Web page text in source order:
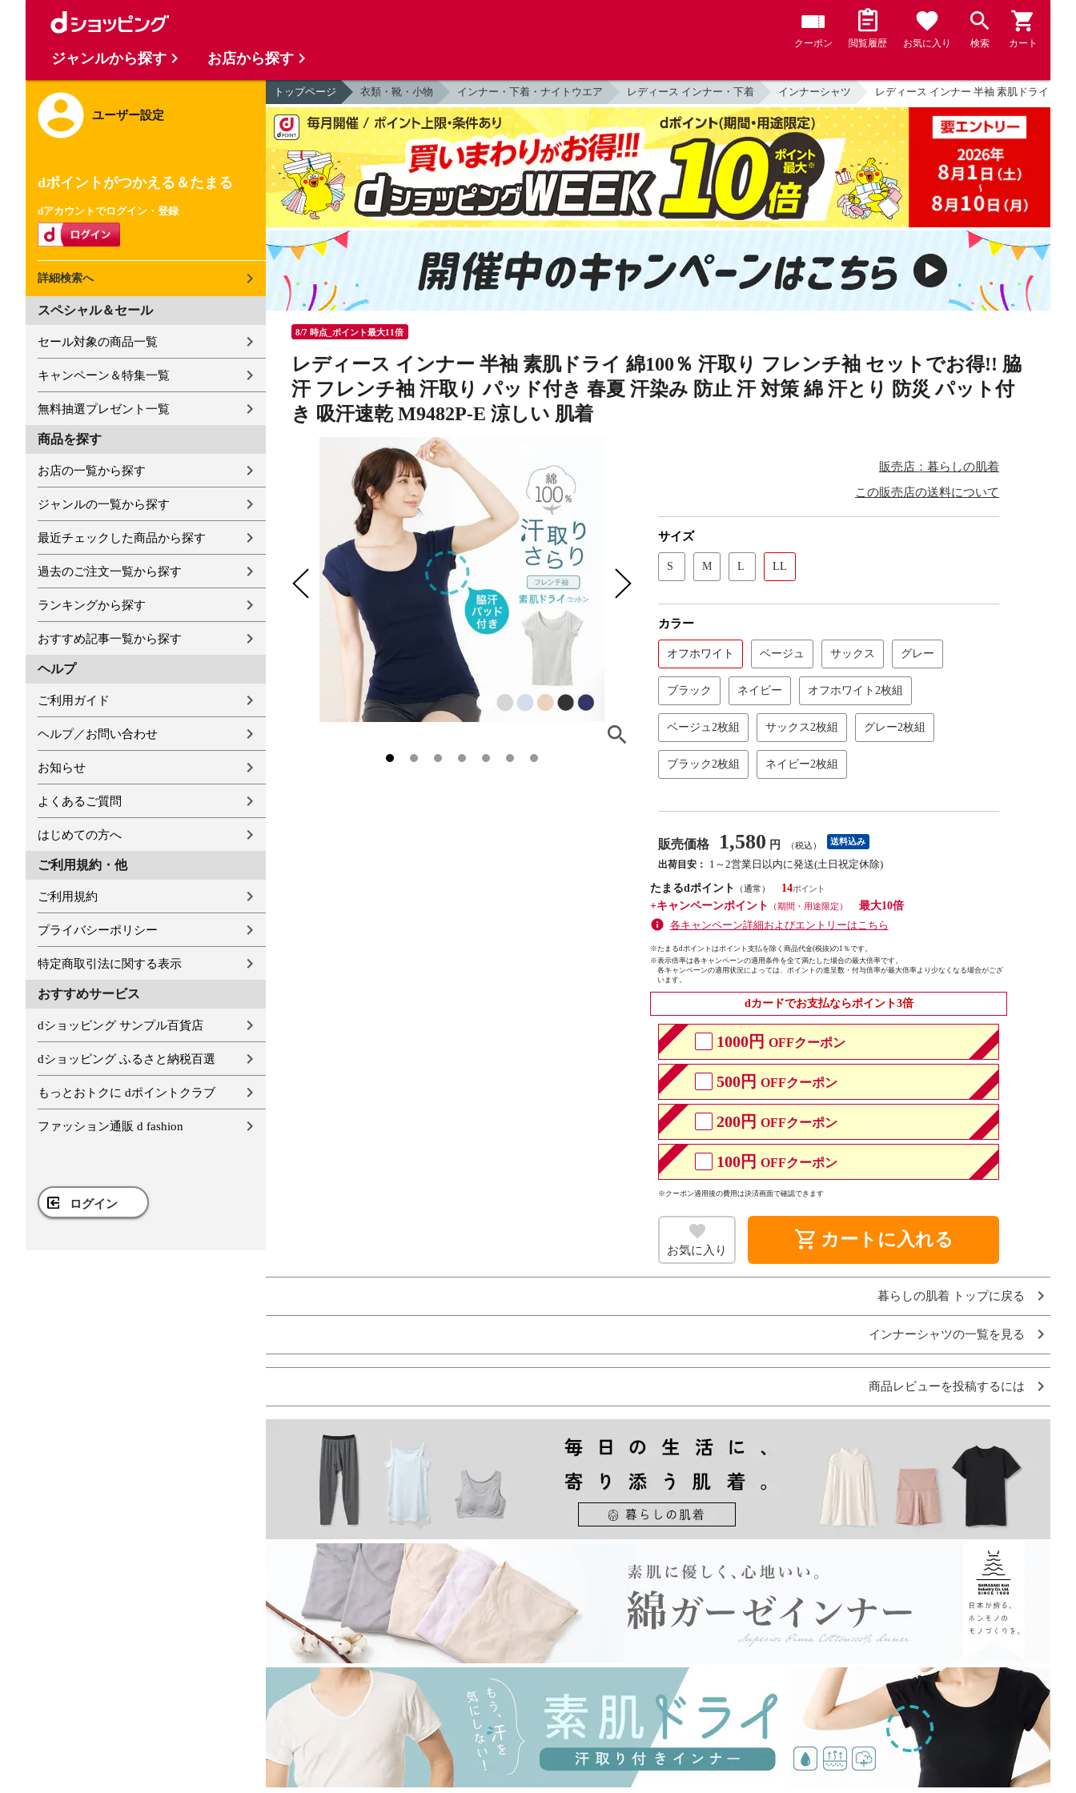
クーポン 閲覧履歴 お気に入り 検索 カート
ユーザー設定
dポイントがつかえる＆たまる
dアカウントでログイン・登録
詳細検索へ
スペシャル＆セール
セール対象の商品一覧
キャンペーン＆特集一覧
無料抽選プレゼント一覧
商品を探す
お店の一覧から探す
ジャンルの一覧から探す
最近チェックした商品から探す
過去のご注文一覧から探す
ランキングから探す
おすすめ記事一覧から探す
ヘルプ
ご利用ガイド
ヘルプ／お問い合わせ
お知らせ
よくあるご質問
はじめての方へ
ご利用規約・他
ご利用規約
プライバシーポリシー
特定商取引法に関する表示
おすすめサービス
dショッピング サンプル百貨店
dショッピング ふるさと納税百選
もっとおトクに dポイントクラブ
ファッション通販 d fashion
ログイン
トップページ 衣類・靴・小物 インナー・下着・ナイトウエア レディース インナー・下着 インナーシャツ レディース インナー 半袖 素肌ドライ 綿
8/7 時点_ポイント最大11倍
レディース インナー 半袖 素肌ドライ 綿100％ 汗取り フレンチ袖 セットでお得!! 脇
汗 フレンチ袖 汗取り パッド付き 春夏 汗染み 防止 汗 対策 綿 汗とり 防災 パット付
き 吸汗速乾 M9482P-E 涼しい 肌着
販売店：暮らしの肌着
この販売店の送料について
サイズ
S M L LL
カラー
オフホワイト ベージュ サックス グレー
ブラック ネイビー オフホワイト2枚組
ベージュ2枚組 サックス2枚組 グレー2枚組
ブラック2枚組 ネイビー2枚組
販売価格 1,580 円 （税込） 送料込み
出荷目安：
1～2営業日以内に発送(土日祝定休除)
たまるdポイント
（通常）
14
+キャンペーンポイント
（期間・用途限定）
最大10倍
各キャンペーン詳細およびエントリーはこちら
※たまるdポイントはポイント支払を除く商品代金(税抜)の1％です。
※表示倍率は各キャンペーンの適用条件を全て満たした場合の最大倍率です。
各キャンペーンの適用状況によっては、ポイントの進呈数・付与倍率が最大倍率より少なくなる場合がござ
います。
dカードでお支払ならポイント3倍
1000円 OFFクーポン
500円 OFFクーポン
200円 OFFクーポン
100円 OFFクーポン
※クーポン適用後の費用は決済画面で確認できます
お気に入り shopping_cart カートに入れる
暮らしの肌着 トップに戻る
インナーシャツの一覧を見る
商品レビューを投稿するには
ジャンルから探す お店から探す